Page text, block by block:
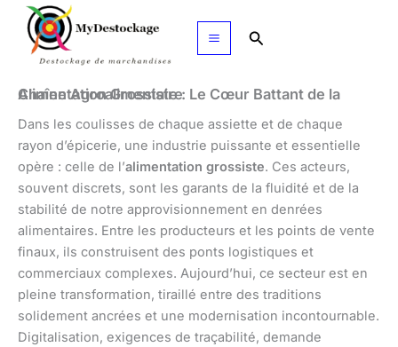
Aller
contenu
Rechercher
Alimentation Grossiste : Le Cœur Battant de la Chaîne Agroalimentaire
Dans les coulisses de chaque assiette et de chaque
rayon d’épicerie, une industrie puissante et essentielle
opère : celle de l’alimentation grossiste. Ces acteurs,
souvent discrets, sont les garants de la fluidité et de la
stabilité de notre approvisionnement en denrées
alimentaires. Entre les producteurs et les points de vente
finaux, ils construisent des ponts logistiques et
commerciaux complexes. Aujourd’hui, ce secteur est en
pleine transformation, tiraillé entre des traditions
solidement ancrées et une modernisation incontournable.
Digitalisation, exigences de traçabilité, demande